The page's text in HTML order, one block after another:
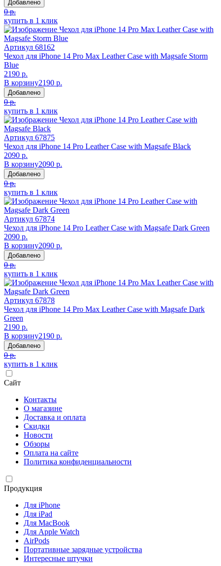
Добавлено
0 р.
купить в 1 клик
Артикул 68162
Чехол для iPhone 14 Pro Max Leather Case with Magsafe Storm
Blue
2190 р.
В корзину2190 р.
Добавлено
0 р.
купить в 1 клик
Артикул 67875
Чехол для iPhone 14 Pro Leather Case with Magsafe Black
2090 р.
В корзину2090 р.
Добавлено
0 р.
купить в 1 клик
Артикул 67874
Чехол для iPhone 14 Pro Leather Case with Magsafe Dark Green
2090 р.
В корзину2090 р.
Добавлено
0 р.
купить в 1 клик
Артикул 67878
Чехол для iPhone 14 Pro Max Leather Case with Magsafe Dark
Green
2190 р.
В корзину2190 р.
Добавлено
0 р.
купить в 1 клик
Сайт
Контакты
О магазине
Доставка и оплата
Скидки
Новости
Обзоры
Оплата на сайте
Политика конфиденциальности
Продукция
Для iPhone
Для iPad
Для MacBook
Для Apple Watch
AirPods
Портативные зарядные устройства
Интересные штучки